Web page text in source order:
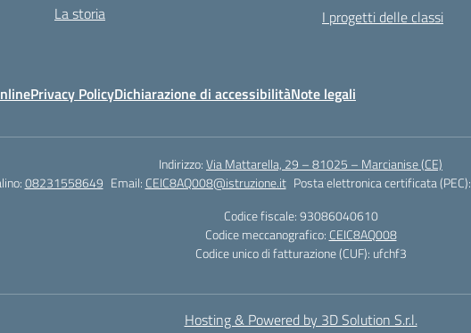
La storia
I progetti delle classi
Privacy PolicyDichiarazione di accessibilitàNote legali
Indirizzo:Via Mattarella, 29 – 81025 – Marcianise (CE)
08231558649 Email: CEIC8AQ008@istruzione.it Posta elettronica certificata (PEC):
Codice fiscale: 93086040610
Codice meccanografico: CEIC8AQ008
Codice unico di fatturazione (CUF): ufchf3
Hosting & Powered by 3D Solution S.r.l.